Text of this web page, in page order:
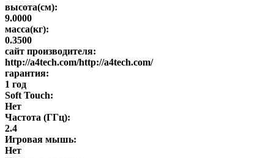
высота(см):
9.0000
масса(кг):
0.3500
сайт производителя:
http://a4tech.com/http://a4tech.com/
гарантия:
1 год
Soft Touch:
Нет
Частота (ГГц):
2.4
Игровая мышь:
Нет